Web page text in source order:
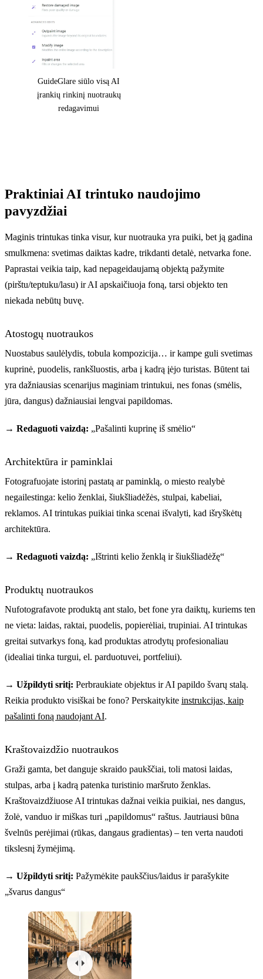
GuideGlare siūlo visą AI
įrankių rinkinį nuotraukų
redagavimui
Praktiniai AI trintuko naudojimo
pavyzdžiai
Maginis trintukas tinka visur, kur nuotrauka yra puiki, bet ją gadina
smulkmena: svetimas daiktas kadre, trikdanti detalė, netvarka fone.
Paprastai veikia taip, kad nepageidaujamą objektą pažymite
(pirštu/teptuku/lasu) ir AI apskaičiuoja foną, tarsi objekto ten
niekada nebūtų buvę.
Atostogų nuotraukos
Nuostabus saulėlydis, tobula kompozicija… ir kampe guli svetimas
kuprinė, puodelis, rankšluostis, arba į kadrą įėjo turistas. Būtent tai
yra dažniausias scenarijus maginiam trintukui, nes fonas (smėlis,
jūra, dangus) dažniausiai lengvai papildomas.
→ Redaguoti vaizdą: „Pašalinti kuprinę iš smėlio“
Architektūra ir paminklai
Fotografuojate istorinį pastatą ar paminklą, o miesto realybė
negailestinga: kelio ženklai, šiukšliadėžės, stulpai, kabeliai,
reklamos. AI trintukas puikiai tinka scenai išvalyti, kad išryškėtų
architektūra.
→ Redaguoti vaizdą: „Ištrinti kelio ženklą ir šiukšliadėžę“
Produktų nuotraukos
Nufotografavote produktą ant stalo, bet fone yra daiktų, kuriems ten
ne vieta: laidas, raktai, puodelis, popierėliai, trupiniai. AI trintukas
greitai sutvarkys foną, kad produktas atrodytų profesionaliau
(idealiai tinka turgui, el. parduotuvei, portfeliui).
→ Užpildyti sritį: Perbraukiate objektus ir AI papildo švarų stalą.
Reikia produkto visiškai be fono? Perskaitykite instrukcijas, kaip
pašalinti foną naudojant AI.
Kraštovaizdžio nuotraukos
Graži gamta, bet danguje skraido paukščiai, toli matosi laidas,
stulpas, arba į kadrą patenka turistinio maršruto ženklas.
Kraštovaizdžiuose AI trintukas dažnai veikia puikiai, nes dangus,
žolė, vanduo ir miškas turi „papildomus“ raštus. Jautriausi būna
švelnūs perėjimai (rūkas, dangaus gradientas) – ten verta naudoti
tikslesnį žymėjimą.
→ Užpildyti sritį: Pažymėkite paukščius/laidus ir parašykite
„švarus dangus“